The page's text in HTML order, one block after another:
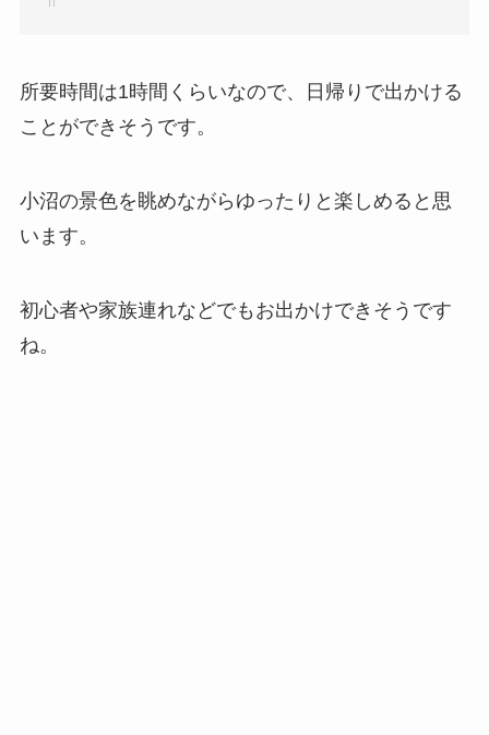
所要時間は1時間くらいなので、日帰りで出かける
ことができそうです。
小沼の景色を眺めながらゆったりと楽しめると思
います。
初心者や家族連れなどでもお出かけできそうです
ね。